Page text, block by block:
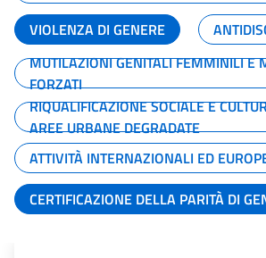
VIOLENZA DI GENERE
MUTILAZIONI GENITALI FEMMINILI E
FORZATI
RIQUALIFICAZIONE SOCIALE E
AREE URBANE DEGRADATE
ATTIVITÀ INTERNAZIONALI ED
CERTIFICAZIONE DELLA PARITÀ DI